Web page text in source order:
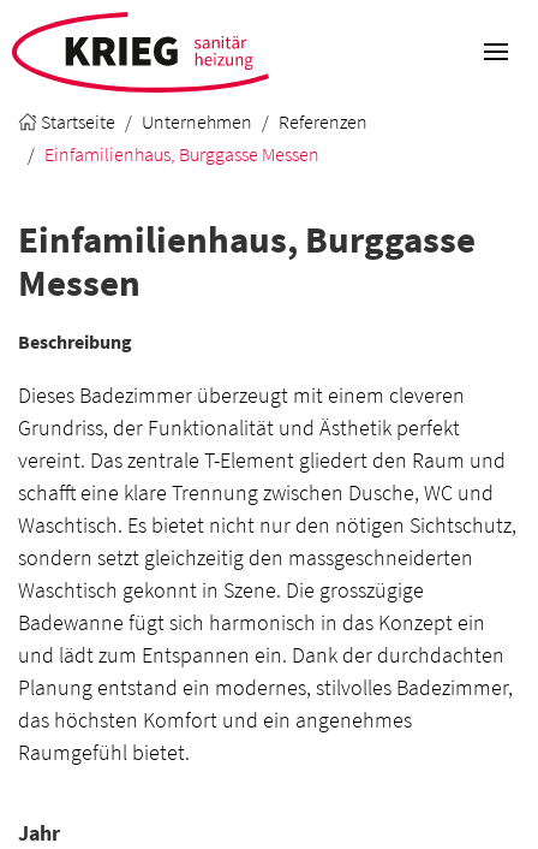
Startseite Unternehmen
Referenzen
Einfamilienhaus, Burggasse Messen
Einfamilienhaus, Burggasse
Messen
Beschreibung
Dieses Badezimmer überzeugt mit einem cleveren
Grundriss, der Funktionalität und Ästhetik perfekt
vereint. Das zentrale T-Element gliedert den Raum und
schafft eine klare Trennung zwischen Dusche, WC und
Waschtisch. Es bietet nicht nur den nötigen Sichtschutz,
sondern setzt gleichzeitig den massgeschneiderten
Waschtisch gekonnt in Szene. Die grosszügige
Badewanne fügt sich harmonisch in das Konzept ein
und lädt zum Entspannen ein. Dank der durchdachten
Planung entstand ein modernes, stilvolles Badezimmer,
das höchsten Komfort und ein angenehmes
Raumgefühl bietet.
Jahr